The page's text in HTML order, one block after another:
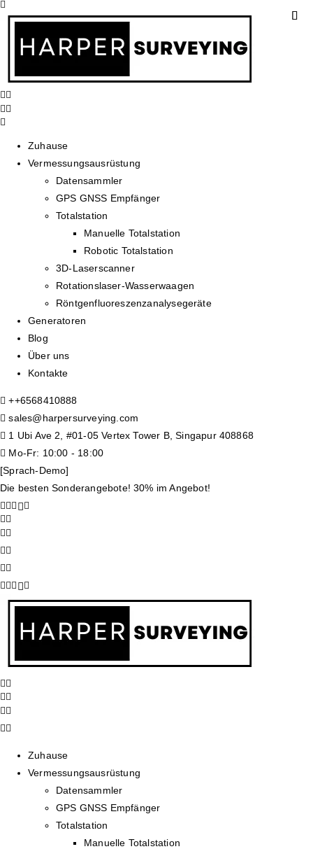
Zuhause
Vermessungsausrüstung
Datensammler
GPS GNSS Empfänger
Totalstation
Manuelle Totalstation
Robotic Totalstation
3D-Laserscanner
Rotationslaser-Wasserwaagen
Röntgenfluoreszenzanalysegeräte
Generatoren
Blog
Über uns
Kontakte
++6568410888
sales@harpersurveying.com
1 Ubi Ave 2, #01-05 Vertex Tower B, Singapur 408868
Mo-Fr: 10:00 - 18:00
[Sprach-Demo]
Die besten Sonderangebote! 30% im Angebot!
Zuhause
Vermessungsausrüstung
Datensammler
GPS GNSS Empfänger
Totalstation
Manuelle Totalstation